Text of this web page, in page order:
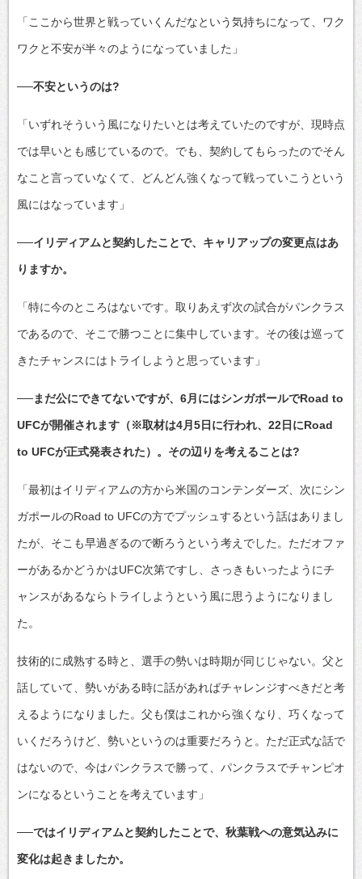
「ここから世界と戦っていくんだなという気持ちになって、ワク
ワクと不安が半々のようになっていました」
──不安というのは?
「いずれそういう風になりたいとは考えていたのですが、現時点
では早いとも感じているので。でも、契約してもらったのでそん
なこと言っていなくて、どんどん強くなって戦っていこうという
風にはなっています」
──イリディアムと契約したことで、キャリアップの変更点はあ
りますか。
「特に今のところはないです。取りあえず次の試合がパンクラス
であるので、そこで勝つことに集中しています。その後は巡って
きたチャンスにはトライしようと思っています」
──まだ公にできてないですが、6月にはシンガポールでRoad to
UFCが開催されます（※取材は4月5日に行われ、22日にRoad
to UFCが正式発表された）。その辺りを考えることは?
「最初はイリディアムの方から米国のコンテンダーズ、次にシン
ガポールのRoad to UFCの方でプッシュするという話はありまし
たが、そこも早過ぎるので断ろうという考えでした。ただオファ
ーがあるかどうかはUFC次第ですし、さっきもいったようにチ
ャンスがあるならトライしようという風に思うようになりまし
た。
技術的に成熟する時と、選手の勢いは時期が同じじゃない。父と
話していて、勢いがある時に話があればチャレンジすべきだと考
えるようになりました。父も僕はこれから強くなり、巧くなって
いくだろうけど、勢いというのは重要だろうと。ただ正式な話で
はないので、今はパンクラスで勝って、パンクラスでチャンピオ
ンになるということを考えています」
──ではイリディアムと契約したことで、秋葉戦への意気込みに
変化は起きましたか。